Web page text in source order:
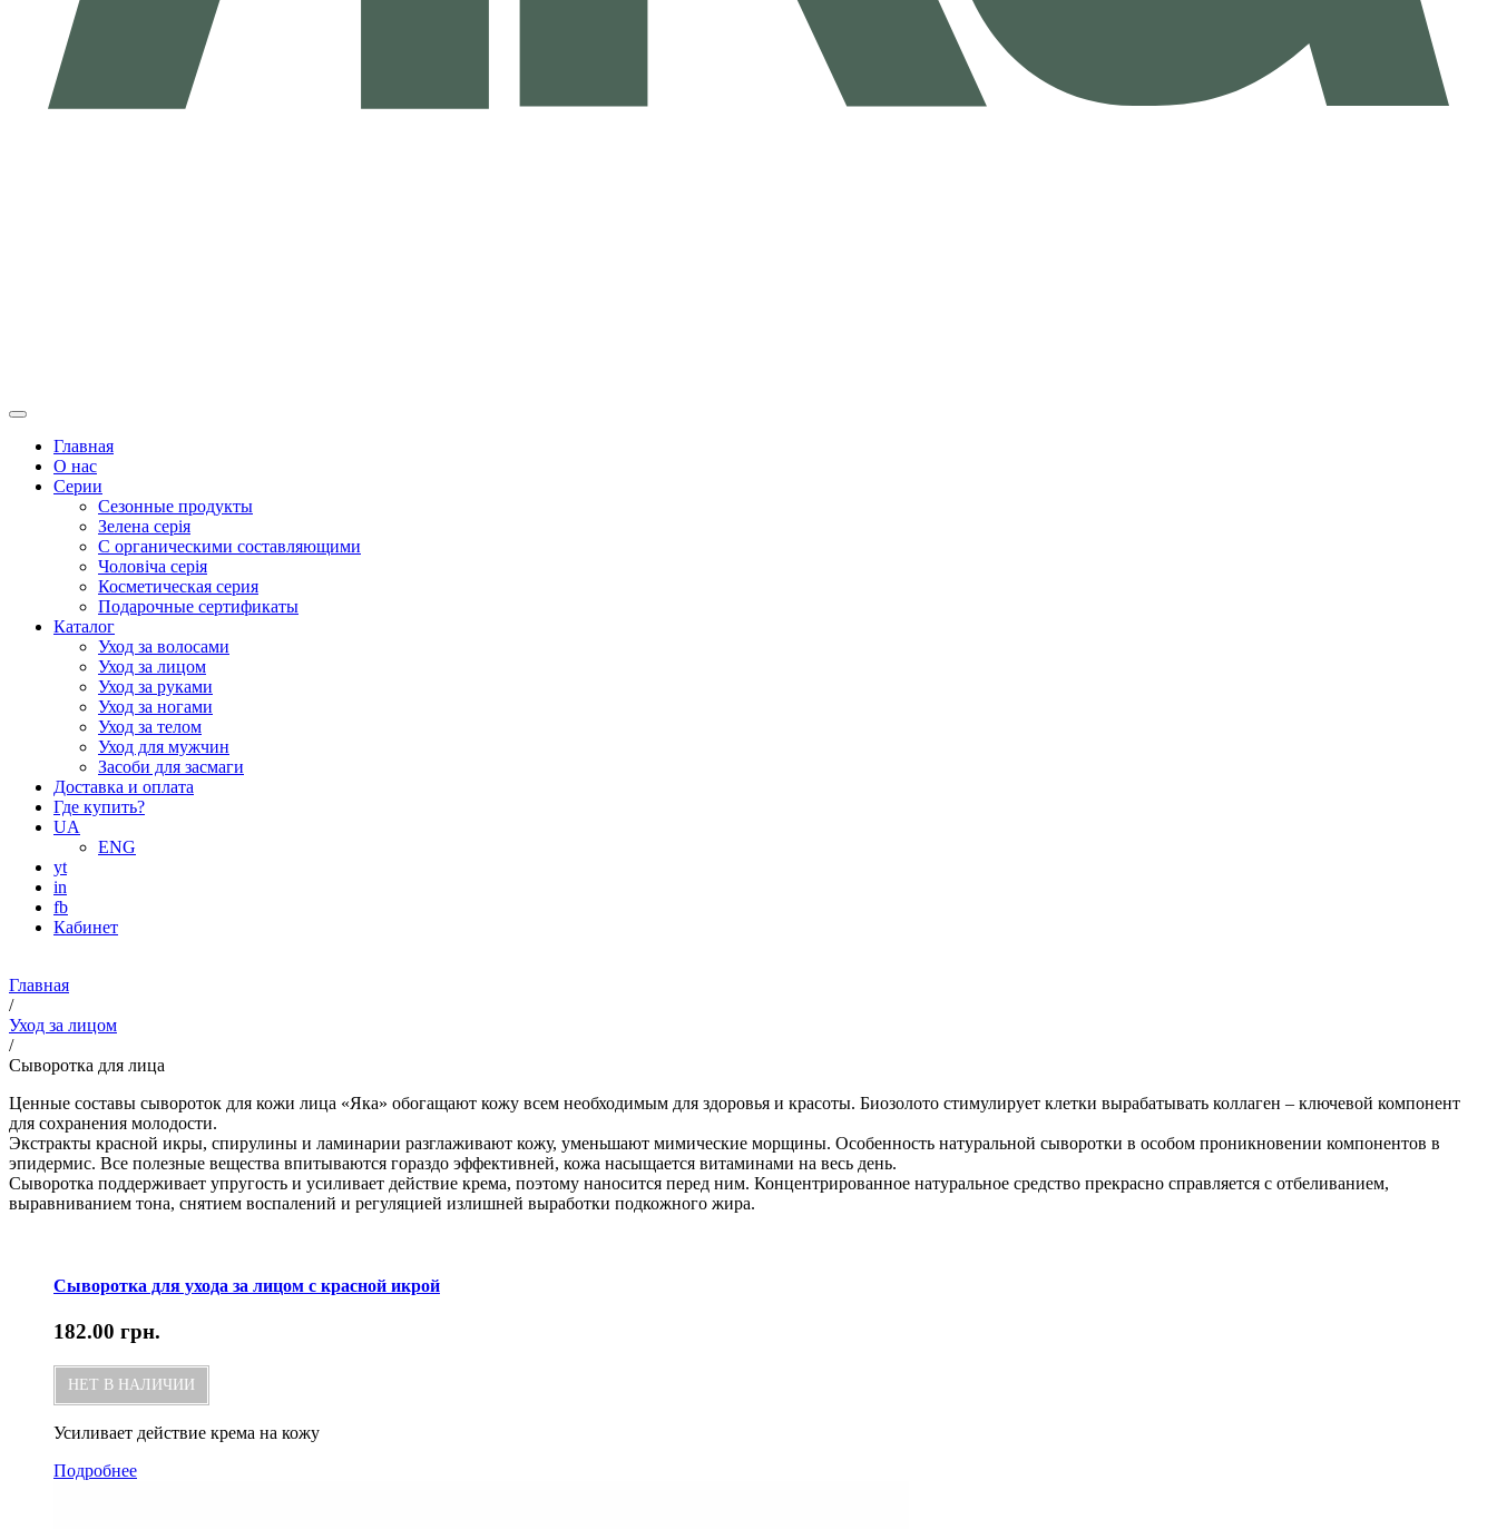
Главная
О нас
Серии
Сезонные продукты
Зелена серія
С органическими составляющими
Чоловіча серія
Косметическая серия
Подарочные сертификаты
Каталог
Уход за волосами
Уход за лицом
Уход за руками
Уход за ногами
Уход за телом
Уход для мужчин
Засоби для засмаги
Доставка и оплата
Где купить?
UA
ENG
yt
in
fb
Кабинет
Главная
/
Уход за лицом
/
Сыворотка для лица
Ценные составы сывороток для кожи лица «Яка» обогащают кожу всем необходимым для здоровья и красоты. Биозолото стимулирует клетки вырабатывать коллаген – ключевой компонент
для сохранения молодости.
Экстракты красной икры, спирулины и ламинарии разглаживают кожу, уменьшают мимические морщины. Особенность натуральной сыворотки в особом проникновении компонентов в
эпидермис. Все полезные вещества впитываются гораздо эффективней, кожа насыщается витаминами на весь день.
Сыворотка поддерживает упругость и усиливает действие крема, поэтому наносится перед ним. Концентрированное натуральное средство прекрасно справляется с отбеливанием,
выравниванием тона, снятием воспалений и регуляцией излишней выработки подкожного жира.
Сыворотка для ухода за лицом с красной икрой
182.00 грн.
НЕТ В НАЛИЧИИ
Усиливает действие крема на кожу
Подробнее